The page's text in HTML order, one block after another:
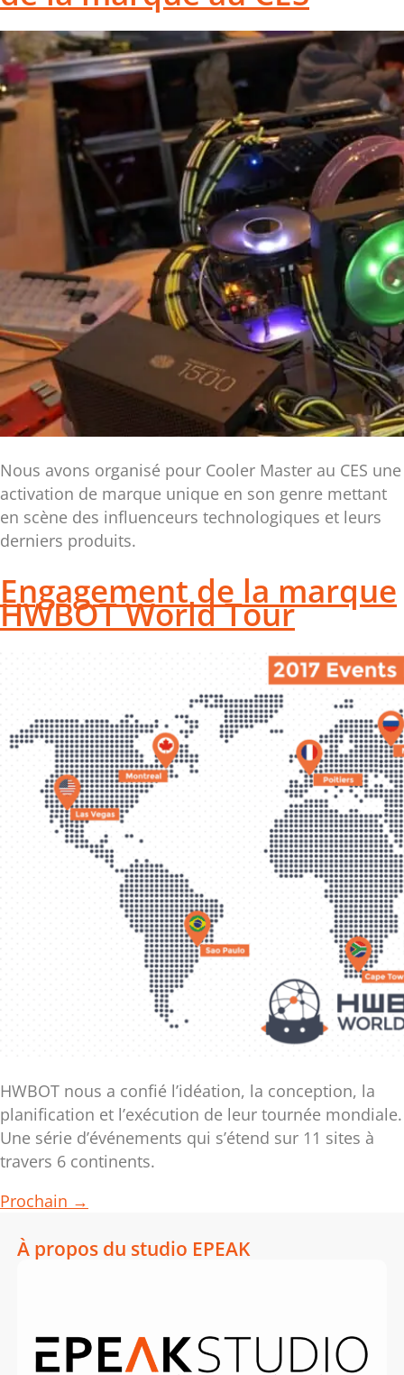
Nous avons organisé pour Cooler Master au CES une
activation de marque unique en son genre mettant
en scène des influenceurs technologiques et leurs
derniers produits.
Engagement de la marque
HWBOT World Tour
HWBOT nous a confié l’idéation, la conception, la
planification et l’exécution de leur tournée mondiale.
Une série d’événements qui s’étend sur 11 sites à
travers 6 continents.
Prochain →
À propos du studio EPEAK